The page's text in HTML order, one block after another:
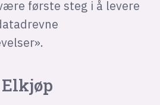
første steg i å levere